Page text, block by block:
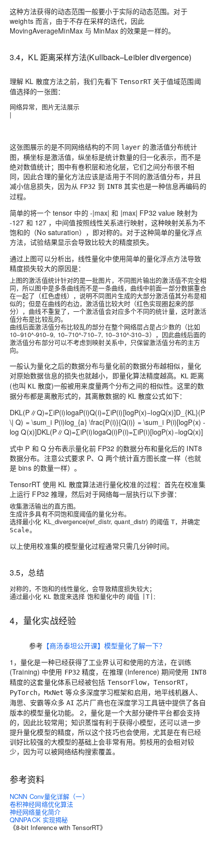
这种方法获得的动态范围一般要小于实际的动态范围。对于
weights 而言，由于不存在采样的迭代，因此
MovingAverageMinMax 与 MinMax 的效果是一样的。
3.4，KL 距离采样方法(Kullback–Leibler divergence)
理解 KL 散度方法之前，我们先看下 TensorRT关于值域范围阈
值选择的一张图：
网络异常，图片无法展示
|
这张图展示的是不同网络结构的不同 layer 的激活值分布统计
图，横坐标是激活值，纵坐标是统计数量的归一化表示，而不是
绝对数值统计；图中有卷积层和池化层，它们之间分布很不相
同，因此合理的量化方法应该是适用于不同的激活值分布，并且
减小信息损失，因为从 FP32 到 INT8 其实也是一种信息再编码的
过程。
简单的将一个 tensor 中的 -|max| 和 |max| FP32 value 映射为
-127 和 127 ，中间值按照线性关系进行映射，这种映射关系为不
饱和的（No saturation），即对称的。对于这种简单的量化浮点
方法，试验结果显示会导致比较大的精度损失。
通过上图可以分析出，线性量化中使用简单的量化浮点方法导致
精度损失较大的原因是：
上图的激活值统计针对的是一批图片，不同图片输出的激活值不完全相
同，所以图中是多条曲线而不是一条曲线，曲线中前面一部分数据重合
在一起了（红色虚线），说明不同图片生成的大部分激活值其分布是相
似的；但是在曲线的右边，激活值比较大时（红色实现圈起来的部
分），曲线不重复了，一个激活值会对应多个不同的统计量，这时激活
值分布是比较乱的。
曲线后面激活值分布比较乱的部分在整个网络层占是占少数的（比如
10−910^-910−9, 10−710^-710−7, 10−310^-310−3），因此曲线后面的
激活值分布部分可以不考虑到映射关系中，只保留激活值分布的主方
向。
一般认为量化之后的数据分布与量化前的数据分布越相似，量化
对原始数据信息的损失也就越小，即量化算法精度越高。
KL 距离
(也叫 KL 散度)一般被用来度量两个分布之间的相似性。这里的数
据分布都是离散形式的，其离散数据的 KL 散度公式如下：
DKL(P∥Q)=∑iP(i)logaP(i)Q(i)=∑iP(i)[logP(x)−logQ(x)]D_{KL}(P
\| Q) = \sum_i P(i)log_{a} \frac{P(i)}{Q(i)} = \sum_i P(i)[logP(x) -
log Q(x)]DKL(P∥ Q)=∑iP(i)logaQ(i)P(i)=∑iP(i)[logP(x)−logQ(x)]
式中 P 和 Q 分布表示量化前 FP32 的数据分布和量化后的 INT8
数据分布。注意公式要求 P、Q 两个统计直方图长度一样（也就
是 bins 的数量一样）。
TensorRT 使用 KL 散度算法进行量化校准的过程：首先在校准集
上运行 FP32 推理，然后对于网络每一层执行以下步骤：
收集激活输出的直方图。
生成许多具有不同饱和度阈值的量化分布。
选择最小化 KL_divergence(ref_distr, quant_distr) 的阈值 T，并确定
Scale。
以上使用校准集的模型量化过程通常只需几分钟时间。
3.5，总结
对称的，不饱和的线性量化，会导致精度损失较大；
通过最小化 KL散度来选择 饱和量化中的 阈值 |T| ;
4，量化实战经验
参考 【商汤泰坦公开课】模型量化了解一下？
1，量化是一种已经获得了工业界认可和使用的方法，在训练
(Training) 中使用 FP32精度，在推理 (Inference) 期间使用 INT8
精度的这套量化体系已经被包括 TensorFlow， TensorRT，
PyTorch， MxNet 等众多深度学习框架和启用，地平线机器人、
海思、安霸等众多 AI 芯片厂商也在深度学习工具链中提供了各自
版本的模型量化功能。 2，量化是一个大部分硬件平台都会支持
的，因此比较常用；知识蒸馏有利于获得小模型，还可以进一步
提升量化模型的精度，所以这个技巧也会使用，尤其是在有已经
训好比较强的大模型的基础上会非常有用。剪枝用的会相对较
少，因为可以被网络结构搜索覆盖。
参考资料
NCNN Conv量化详解（一）
卷积神经网络优化算法
神经网络量化简介
QNNPACK 实现揭秘
《8-bit Inference with TensorRT》